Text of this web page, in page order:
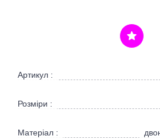
Артикул :
Розміри :
Матеріал :